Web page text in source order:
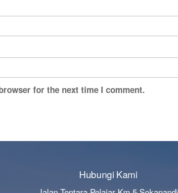
for the next time I comment.
Hubungi Kami